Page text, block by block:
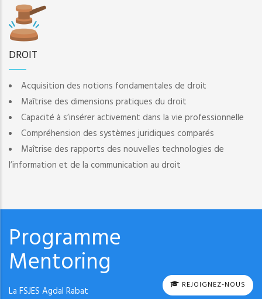
DROIT
Acquisition des notions fondamentales de droit
Maîtrise des dimensions pratiques du droit
Capacité à s’insérer activement dans la vie professionnelle
Compréhension des systèmes juridiques comparés
Maîtrise des rapports des nouvelles technologies de
l’information et de la communication au droit
Programme
Mentoring
La FSJES Agdal Rabat
REJOIGNEZ-NOUS